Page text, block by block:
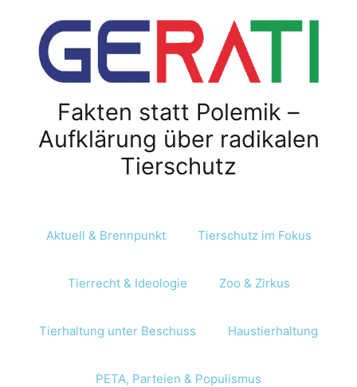
Fakten statt Polemik –
Aufklärung über radikalen
Tierschutz
Aktuell & Brennpunkt Tierschutz im Fokus
Tierrecht & Ideologie Zoo & Zirkus
Tierhaltung unter Beschuss Haustierhaltung
PETA, Parteien & Populismus